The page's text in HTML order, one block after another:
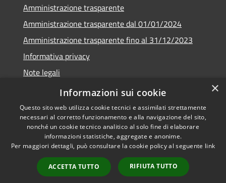
Amministrazione trasparente
Amministrazione trasparente dal 01/01/2024
Amministrazione trasparente fino al 31/12/2023
Informativa privacy
Note legali
Dichiarazione di accessibilità
Accessibilità
Copyright © 2026 • Comune di
Soverzene • Powered by
Municipium•
Accesso
redazione
×
Informazioni sui cookie
Questo sito web utilizza cookie tecnici e assimilati strettamente
necessari al corretto funzionamento e alla navigazione del sito,
nonché un cookie tecnico analitico al solo fine di elaborare
informazioni statistiche, aggregate e anonime.
Per maggiori dettagli, può consultare la cookie policy al seguente link
ACCETTA TUTTO RIFIUTA TUTTO